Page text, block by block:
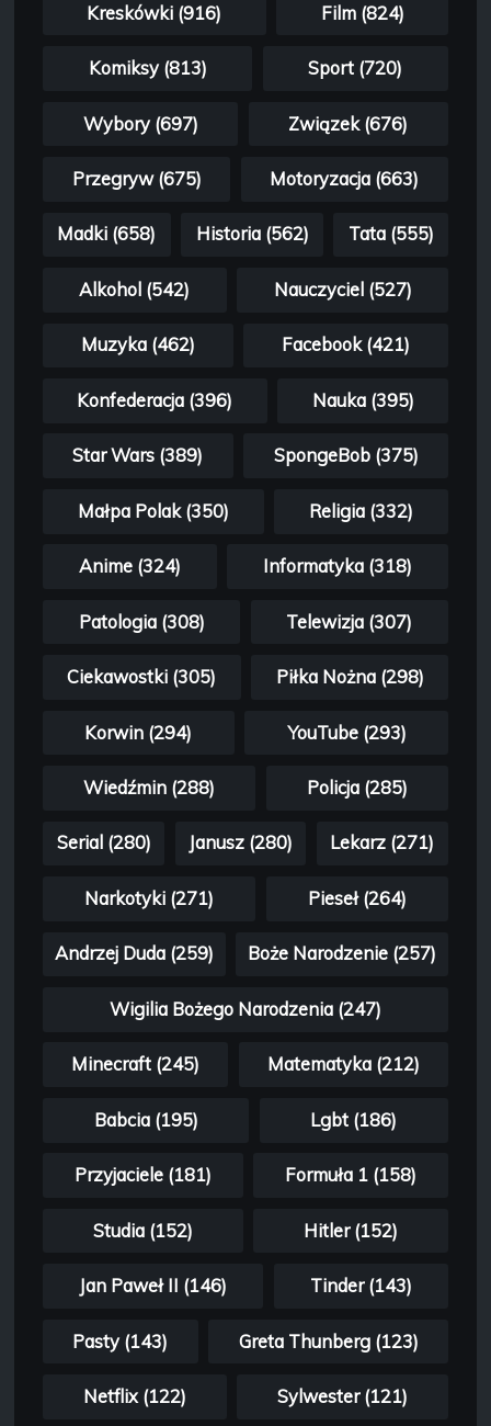
Kreskówki (916) Film (824)
Komiksy (813) Sport (720)
Wybory (697) Związek (676)
Przegryw (675) Motoryzacja (663)
Madki (658) Historia (562) Tata (555)
Alkohol (542) Nauczyciel (527)
Muzyka (462) Facebook (421)
Konfederacja (396) Nauka (395)
Star Wars (389) SpongeBob (375)
Małpa Polak (350) Religia (332)
Anime (324) Informatyka (318)
Patologia (308) Telewizja (307)
Ciekawostki (305) Piłka Nożna (298)
Korwin (294) YouTube (293)
Wiedźmin (288) Policja (285)
Serial (280) Janusz (280) Lekarz (271)
Narkotyki (271) Pieseł (264)
Andrzej Duda (259) Boże Narodzenie (257)
Wigilia Bożego Narodzenia (247)
Minecraft (245) Matematyka (212)
Babcia (195) Lgbt (186)
Przyjaciele (181) Formuła 1 (158)
Studia (152) Hitler (152)
Jan Paweł II (146) Tinder (143)
Pasty (143) Greta Thunberg (123)
Netflix (122) Sylwester (121)